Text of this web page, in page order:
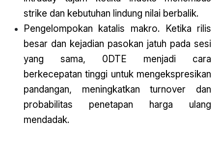
strike dan kebutuhan lindung nilai berbalik.
Pengelompokan katalis makro. Ketika rilis
besar dan kejadian pasokan jatuh pada sesi
yang sama, 0DTE menjadi cara
berkecepatan tinggi untuk mengekspresikan
pandangan, meningkatkan turnover dan
probabilitas penetapan harga ulang
mendadak.